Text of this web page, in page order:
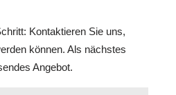
Kontaktieren Sie uns,
können. Als nächstes
Angebot.